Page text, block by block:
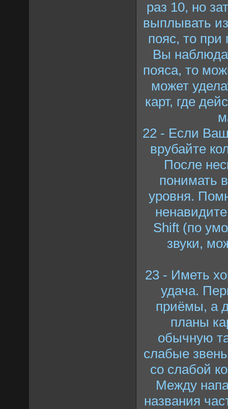
раз 10, но
выплывать
пояс, то при
Вы
пояса, то
может
карт, где
22 - Если Ваш
врубайте
После
понимать
уровня.
Shift (по
звуки,
23 - Иметь
удача.
приёмы, а
планы
обычную
слабые
со слабой
Между
названия